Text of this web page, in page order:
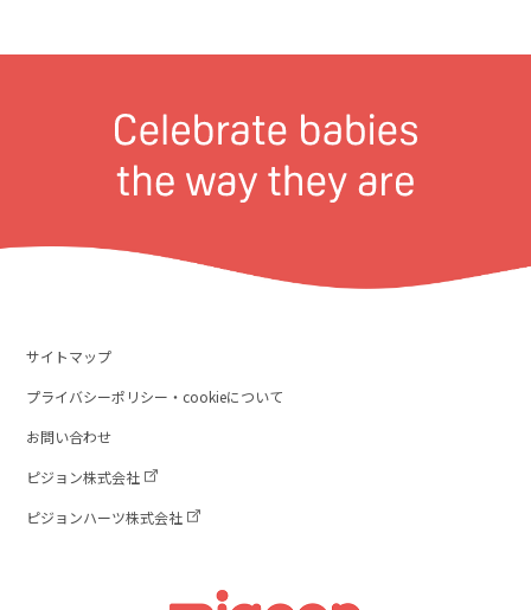
サイトマップ
プライバシーポリシー・cookieについて
お問い合わせ
ピジョン株式会社
ピジョンハーツ株式会社